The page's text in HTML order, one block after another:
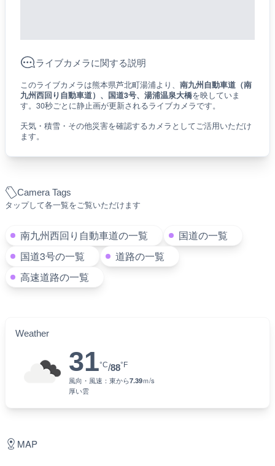
Camera Tags
タップして各一覧をご覧いただけます
南九州西回り自動車道の一覧
国道の一覧
国道3号の一覧
道路の一覧
高速道路の一覧
Weather
31°C/88°F
風向・風速： 東から7.39ｍ/s
厚い雲
ライブカメラに関する説明
このライブカメラは熊本県芦北町湯浦より、 南九州自動車道（南
九州西回り自動車道）、国道3号、湯浦温泉大橋を映していま
す。30秒ごとに静止画が更新されるライブカメラです。
天気・積雪・その他災害を確認するカメラとしてご活用いただけ
ます。
MAP